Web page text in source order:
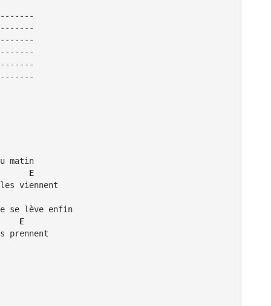
matin
E
viennent
E
prennent